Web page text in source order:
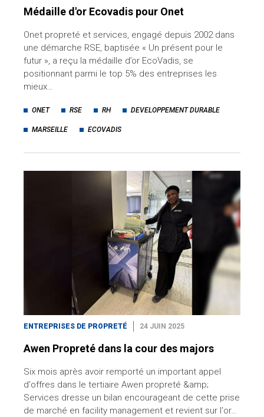
Médaille d'or Ecovadis pour Onet
Onet propreté et services, engagé depuis 2002 dans
une démarche RSE, baptisée « Un présent pour le
futur », a reçu la médaille d’or EcoVadis, se
positionnant parmi le top 5% des entreprises les
mieux…
ONET RSE RH DEVELOPPEMENT DURABLE
MARSEILLE ECOVADIS
ENTREPRISES DE PROPRETÉ 24 JUIN 2025
Awen Propreté dans la cour des majors
Six mois après avoir remporté un important appel
d'offres dans le tertiaire Awen propreté &amp;
Services dresse un bilan encourageant de cette prise
de marché en facility management et revient sur l'or…